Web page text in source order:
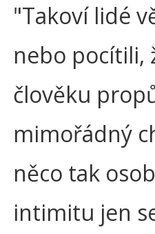
"Takoví lidé
nebo pocítili,
člověku
mimořádný
něco tak
intimitu jen